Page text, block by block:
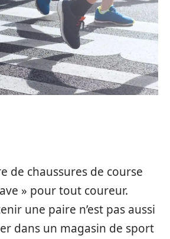
de chaussures de course
» pour tout coureur.
une paire n’est pas aussi
dans un magasin de sport